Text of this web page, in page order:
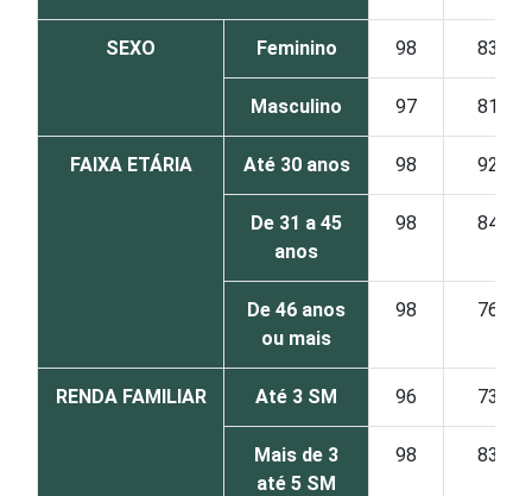
SEXO Feminino 98 83
Masculino 97 81
FAIXA ETÁRIA Até 30 anos 98 92
De 31 a 45
anos
98 84
De 46 anos
ou mais
98 76
RENDA FAMILIAR Até 3 SM 96 73
Mais de 3
até 5 SM
98 83